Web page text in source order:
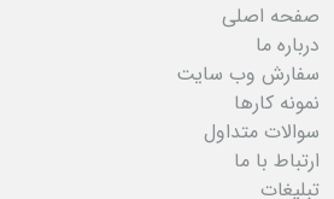
صفحه اصلی
درباره ما
سفارش وب سایت
نمونه کارها
سوالات متداول
ارتباط با ما
تبلیغات